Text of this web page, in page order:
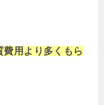
費用より多くもら